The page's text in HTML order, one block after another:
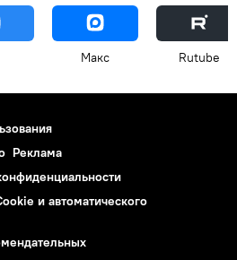
Макс Rutube
Реклама
и автоматического